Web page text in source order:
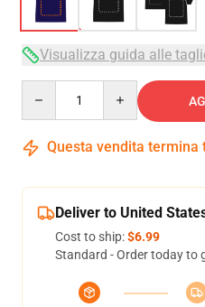
Visualizza guida alle
Questa vendita termina
Deliver to United
Cost to ship:$6.99
Standard - Order today to